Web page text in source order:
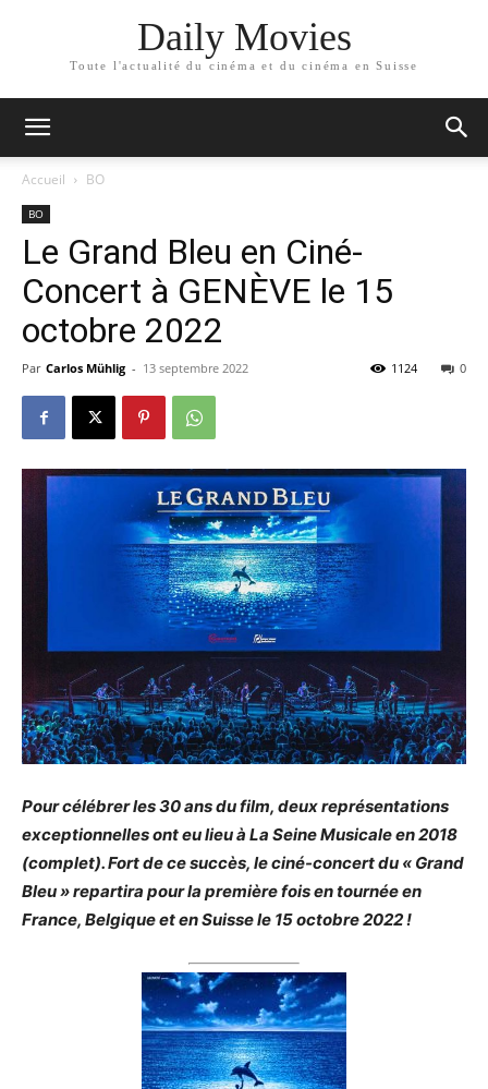
Daily Movies
Toute l'actualité du cinéma et du cinéma en Suisse
Accueil BO
BO
Le Grand Bleu en Ciné-
Concert à GENÈVE le 15
octobre 2022
Par Carlos Mühlig - 13 septembre 2022 0
1124
Pour célébrer les 30 ans du film, deux représentations
exceptionnelles ont eu lieu à La Seine Musicale en 2018
(complet). Fort de ce succès, le ciné-concert du « Grand
Bleu » repartira pour la première fois en tournée en
France, Belgique et en Suisse le 15 octobre 2022 !